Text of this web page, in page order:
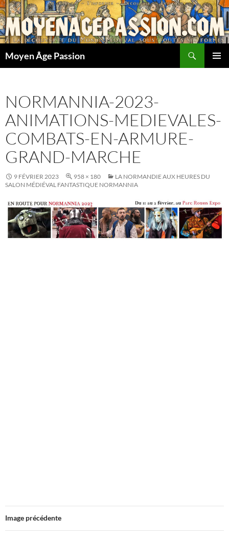
Aller
au
contenu
Moyen Âge Passion
NORMANNIA-2023-
ANIMATIONS-MEDIEVALES-
COMBATS-EN-ARMURE-
GRAND-MARCHE
9 FÉVRIER 2023 958 × 180
LA NORMANDIE AUX HEURES DU
SALON MÉDIÉVAL FANTASTIQUE NORMANNIA
Image précédente